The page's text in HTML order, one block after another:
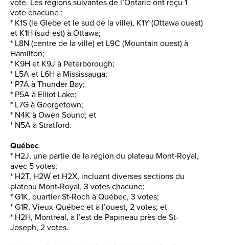
vote. Les régions suivantes de l’Ontario ont reçu 1
vote chacune :
* K1S (le Glebe et le sud de la ville), K1Y (Ottawa ouest)
et K1H (sud-est) à Ottawa;
* L8N (centre de la ville) et L9C (Mountain ouest) à
Hamilton;
* K9H et K9J à Peterborough;
* L5A et L6H à Mississauga;
* P7A à Thunder Bay;
* P5A à Elliot Lake;
* L7G à Georgetown;
* N4K à Owen Sound; et
* N5A à Stratford.
Québec
* H2J, une partie de la région du plateau Mont-Royal,
avec 5 votes;
* H2T, H2W et H2X, incluant diverses sections du
plateau Mont-Royal, 3 votes chacune;
* G1K, quartier St-Roch à Québec, 3 votes;
* G1R, Vieux-Québec et à l’ouest, 2 votes; et
* H2H, Montréal, à l’est de Papineau près de St-
Joseph, 2 votes.